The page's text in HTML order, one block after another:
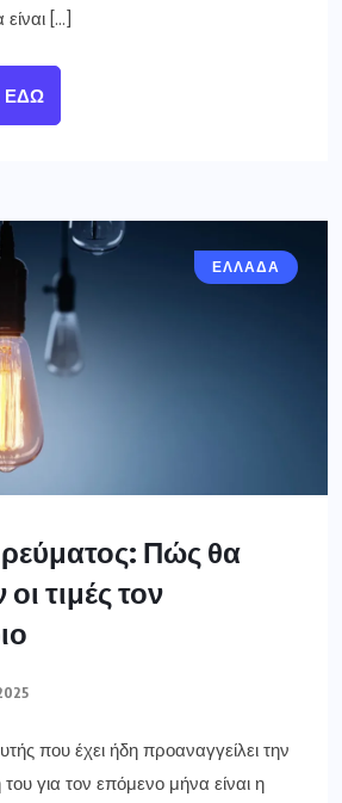
[…]
ΕΔΏ
ΕΛΛΑΔΑ
Πώς θα
τιμές τον
που έχει ήδη προαναγγείλει την
του για τον επόμενο μήνα είναι η